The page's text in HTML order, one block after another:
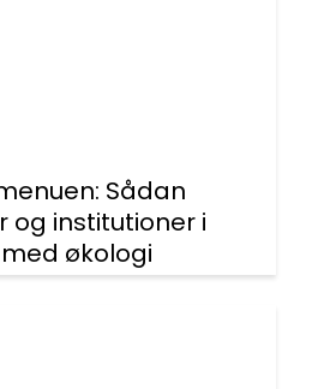
Sådan
og institutioner i
økologi